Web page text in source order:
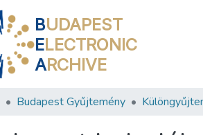
BUDAPEST
ELECTRONIC
ARCHIVE
Budapest Gyűjtemény